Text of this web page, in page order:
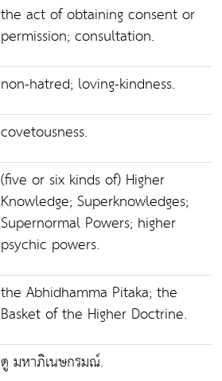
the act of obtaining consent or
permission; consultation.
non-hatred; loving-kindness.
covetousness.
(five or six kinds of) Higher
Knowledge; Superknowledges;
Supernormal Powers; higher
psychic powers.
the Abhidhamma Pitaka; the
Basket of the Higher Doctrine.
ดู มหาภิเนษกรมณ์.